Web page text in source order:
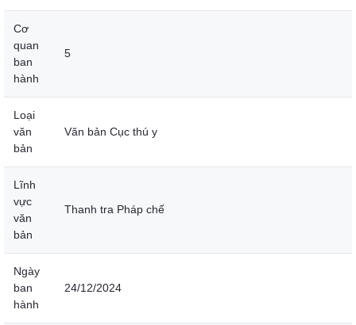
Cơ
quan
ban
hành
5
Loại
văn
bản
Văn bản Cục thú y
Lĩnh
vực
văn
bản
Thanh tra Pháp chế
Ngày
ban
hành
24/12/2024